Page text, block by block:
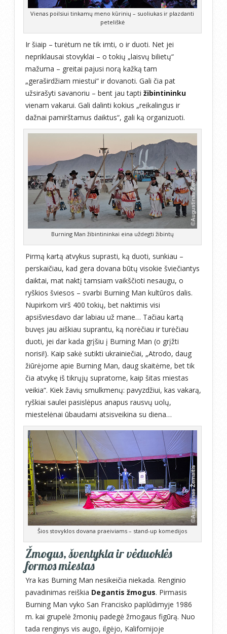
Vienas poilsiui tinkamų meno kūrinių – suoliukas ir plazdanti
peteliškė
Ir šiaip – turėtum ne tik imti, o ir duoti. Net jei
nepriklausai stovyklai – o tokių „laisvų bilietų“
mažuma – greitai pajusi norą kažką tam
„geraširdžiam miestui“ ir dovanoti. Gali čia pat
užsirašyti savanoriu – bent jau tapti žibintininku
vienam vakarui. Gali dalinti kokius „reikalingus ir
dažnai pamirštamus daiktus“, gali ką organizuoti.
Burning Man žibintininkai eina uždegti žibintų
Pirmą kartą atvykus suprasti, ką duoti, sunkiau –
perskaičiau, kad gera dovana būtų visokie šviečiantys
daiktai, mat naktį tamsiam vaikščioti nesaugu, o
ryškios šviesos – svarbi Burning Man kultūros dalis.
Nupirkom virš 400 tokių, bet naktimis visi
apsišviesdavo dar labiau už mane… Tačiau kartą
buvęs jau aiškiau suprantu, ką norėčiau ir turėčiau
duoti, jei dar kada grįšiu į Burning Man (o grįžti
norisi!). Kaip sakė sutikti ukrainiečiai, „Atrodo, daug
žiūrėjome apie Burning Man, daug skaitėme, bet tik
čia atvykę iš tikrųjų supratome, kaip šitas miestas
veikia“. Kiek žavių smulkmenų: pavyzdžiui, kas vakarą,
ryškiai saulei pasislėpus anapus rausvų uolų,
miestelėnai ūbaudami atsisveikina su diena…
Šios stovyklos dovana praeiviams – stand-up komedijos
Žmogus, šventykla ir vėduoklės
formos miestas
Yra kas Burning Man nesikeičia niekada. Renginio
pavadinimas reiškia Degantis žmogus. Pirmasis
Burning Man vyko San Francisko paplūdimyje 1986
m. kai grupelė žmonių padegė žmogaus figūrą. Nuo
tada renginys vis augo, ilgėjo, Kalifornijoje